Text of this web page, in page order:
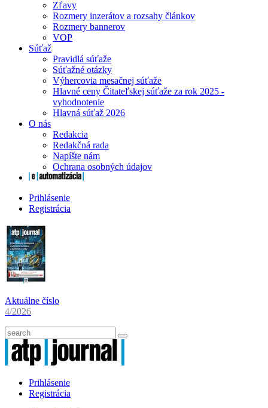
Zľavy
Rozmery inzerátov a rozsahy článkov
Rozmery bannerov
VOP
Súťaž
Pravidlá súťaže
Súťažné otázky
Výhercovia mesačnej súťaže
Hlavné ceny Čitateľskej súťaže za rok 2025 -
vyhodnotenie
Hlavná súťaž 2026
O nás
Redakcia
Redakčná rada
Napíšte nám
Ochrana osobných údajov
Prihlásenie
Registrácia
Aktuálne číslo
4/2026
Prihlásenie
Registrácia